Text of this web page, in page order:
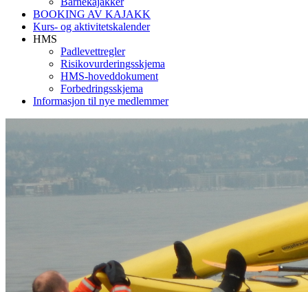
BOOKING AV KAJAKK
Kurs- og aktivitetskalender
HMS
Padlevettregler
Risikovurderingsskjema
HMS-hoveddokument
Forbedringsskjema
Informasjon til nye medlemmer